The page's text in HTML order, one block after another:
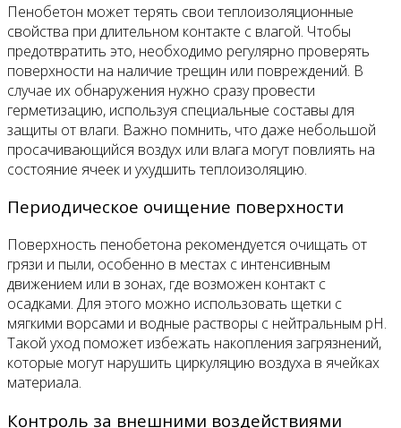
Пенобетон может терять свои теплоизоляционные
свойства при длительном контакте с влагой. Чтобы
предотвратить это, необходимо регулярно проверять
поверхности на наличие трещин или повреждений. В
случае их обнаружения нужно сразу провести
герметизацию, используя специальные составы для
защиты от влаги. Важно помнить, что даже небольшой
просачивающийся воздух или влага могут повлиять на
состояние ячеек и ухудшить теплоизоляцию.
Периодическое очищение поверхности
Поверхность пенобетона рекомендуется очищать от
грязи и пыли, особенно в местах с интенсивным
движением или в зонах, где возможен контакт с
осадками. Для этого можно использовать щетки с
мягкими ворсами и водные растворы с нейтральным pH.
Такой уход поможет избежать накопления загрязнений,
которые могут нарушить циркуляцию воздуха в ячейках
материала.
Контроль за внешними воздействиями